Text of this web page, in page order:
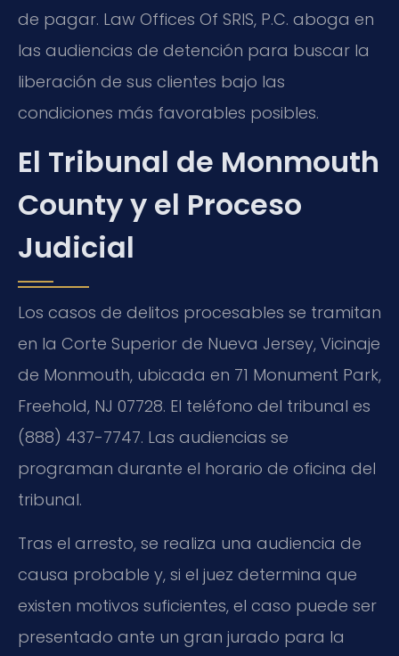
de pagar. Law Offices Of SRIS, P.C. aboga en
las audiencias de detención para buscar la
liberación de sus clientes bajo las
condiciones más favorables posibles.
El Tribunal de Monmouth
County y el Proceso
Judicial
Los casos de delitos procesables se tramitan
en la Corte Superior de Nueva Jersey, Vicinaje
de Monmouth, ubicada en 71 Monument Park,
Freehold, NJ 07728. El teléfono del tribunal es
(888) 437-7747. Las audiencias se
programan durante el horario de oficina del
tribunal.
Tras el arresto, se realiza una audiencia de
causa probable y, si el juez determina que
existen motivos suficientes, el caso puede ser
presentado ante un gran jurado para la